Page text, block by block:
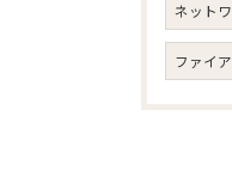
ネット
ファイ